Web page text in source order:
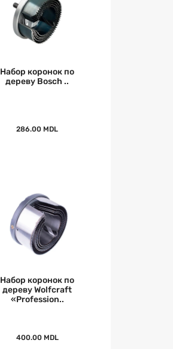
Набор коронок по
дереву Bosch ..
286.00 MDL
Набор коронок по
дереву Wolfcraft
«Profession..
400.00 MDL